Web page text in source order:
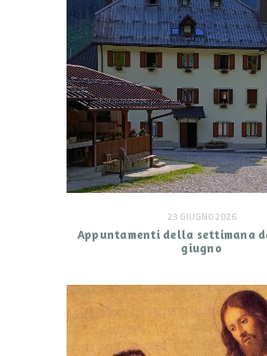
23 GIUGNO 2026
Appuntamenti della settimana
giugno